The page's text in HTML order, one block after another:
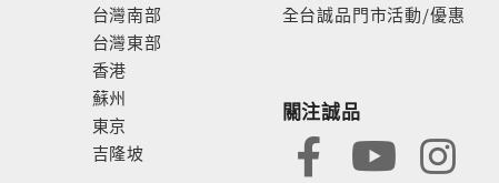
台灣南部
台灣東部
香港
蘇州
東京
吉隆坡
全台誠品門市活動/優惠
關注誠品